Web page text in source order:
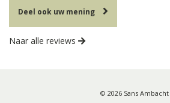
Deel ook uw mening
Naar alle reviews
© 2026 Sans Ambacht